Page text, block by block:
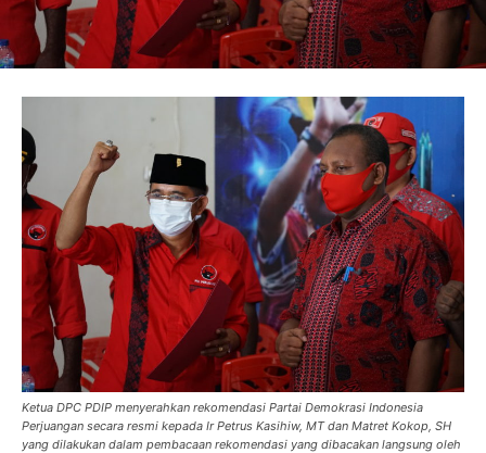
Ketua DPC PDIP menyerahkan rekomendasi Partai Demokrasi Indonesia
Perjuangan secara resmi kepada Ir Petrus Kasihiw, MT dan Matret Kokop, SH
yang dilakukan dalam pembacaan rekomendasi yang dibacakan langsung oleh